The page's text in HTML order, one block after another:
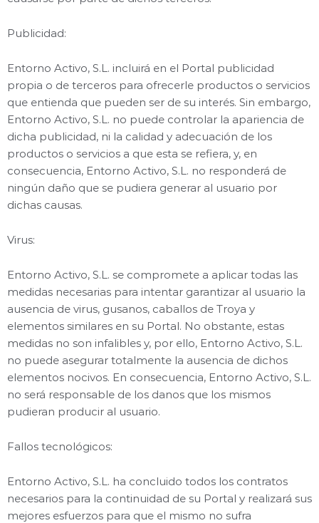
Publicidad:
Entorno Activo, S.L. incluirá en el Portal publicidad
propia o de terceros para ofrecerle productos o servicios
que entienda que pueden ser de su interés. Sin embargo,
Entorno Activo, S.L. no puede controlar la apariencia de
dicha publicidad, ni la calidad y adecuación de los
productos o servicios a que esta se refiera, y, en
consecuencia, Entorno Activo, S.L. no responderá de
ningún daño que se pudiera generar al usuario por
dichas causas.
Virus:
Entorno Activo, S.L. se compromete a aplicar todas las
medidas necesarias para intentar garantizar al usuario la
ausencia de virus, gusanos, caballos de Troya y
elementos similares en su Portal. No obstante, estas
medidas no son infalibles y, por ello, Entorno Activo, S.L.
no puede asegurar totalmente la ausencia de dichos
elementos nocivos. En consecuencia, Entorno Activo, S.L.
no será responsable de los danos que los mismos
pudieran producir al usuario.
Fallos tecnológicos:
Entorno Activo, S.L. ha concluido todos los contratos
necesarios para la continuidad de su Portal y realizará sus
mejores esfuerzos para que el mismo no sufra